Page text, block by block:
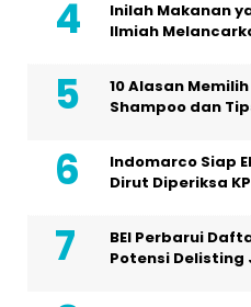
Inilah Makanan
Ilmiah
10 Alasan
Shampoo dan
Indomarco Siap
Dirut Diperiksa
BEI Perbarui
Potensi Delisting